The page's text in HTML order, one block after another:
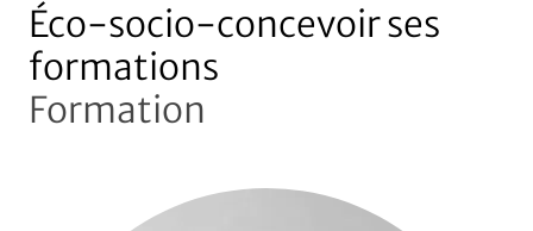
Éco-socio-concevoir ses
formations
Formation